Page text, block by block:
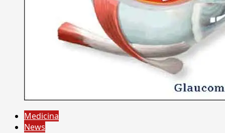
Medicina
News